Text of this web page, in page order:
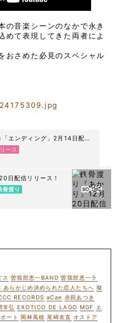
の音楽シーンのなかで永き
めて表現してきた両者によ
おさめた必見のスペシャル
エンディング」2月14日配信
ース
日配信リリース！
骨渡り
ス 曽我部恵一BAND 曽我部恵一ラ
あらかじめ決められた恋人たちへ 擬
RECORDS aCae 赤田あつき
常弘 EXOTICO DE LAGO MGF エ
ート 岡林風穂 尾崎友直 オストア